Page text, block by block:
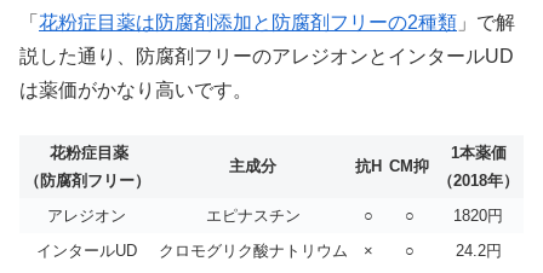
「 花粉症目薬は防腐剤添加と防腐剤フリーの2種類 」で解
説した通り、防腐剤フリーのアレジオンとインタールUD
は薬価がかなり高いです。
花粉症目薬
（防腐剤フリー）
主成分 抗H CM抑
1本薬価
（2018年）
アレジオン
エピナスチン ○ ○
1820円
インタールUD
クロモグリク酸ナトリウム × ○ 24.2円